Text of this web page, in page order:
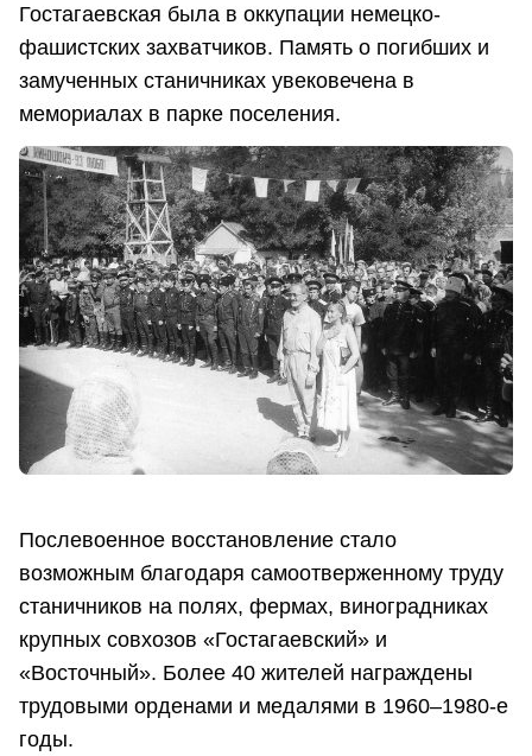
Гостагаевская была в оккупации немецко-
фашистских захватчиков. Память о погибших и
замученных станичниках увековечена в
мемориалах в парке поселения.
Послевоенное восстановление стало
возможным благодаря самоотверженному труду
станичников на полях, фермах, виноградниках
крупных совхозов «Гостагаевский» и
«Восточный». Более 40 жителей награждены
трудовыми орденами и медалями в 1960–1980-е
годы.